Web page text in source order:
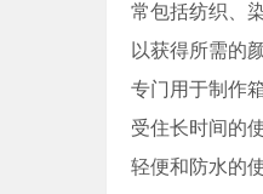
常包括纺织、
以获得所需的
专门用于制作
受住长时间的
轻便和防水的